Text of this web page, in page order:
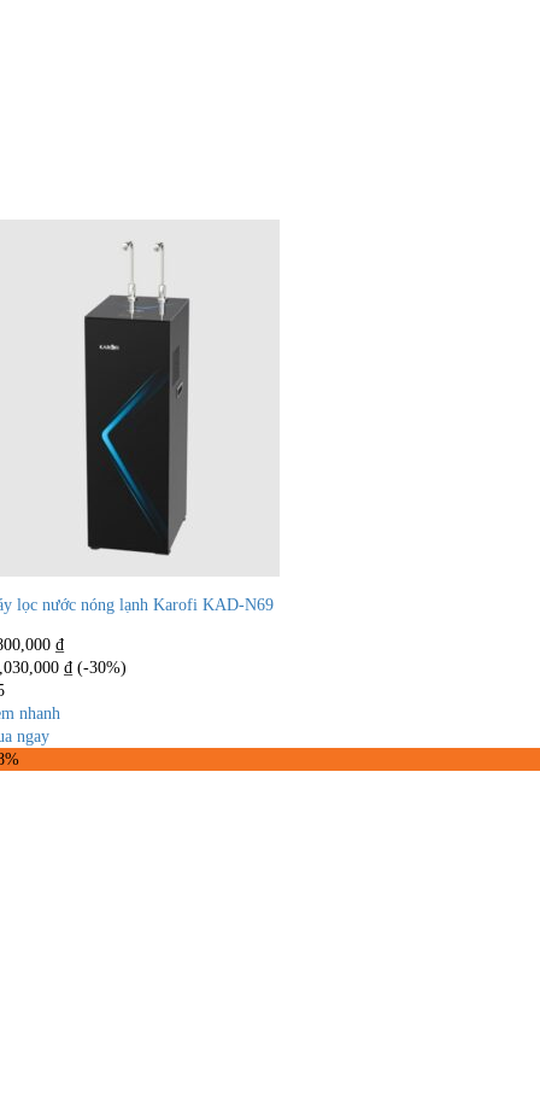
lọc nước nóng lạnh Karofi KAD-N69
₫
₫ (-30%)
nhanh
ngay